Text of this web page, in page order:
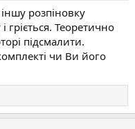
розпіновку
гріється. Теоретично
підсмалити.
чи Ви його